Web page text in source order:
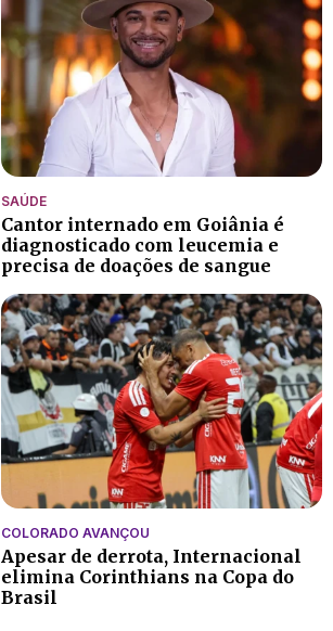
SAÚDE
Cantor internado em Goiânia é
diagnosticado com leucemia e
precisa de doações de sangue
COLORADO AVANÇOU
Apesar de derrota, Internacional
elimina Corinthians na Copa do
Brasil